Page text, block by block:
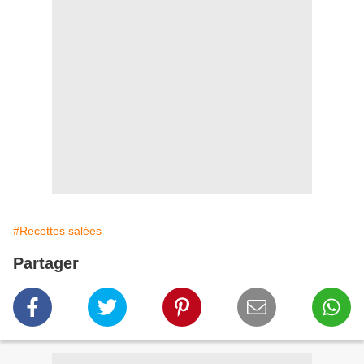
#Recettes salées
Partager